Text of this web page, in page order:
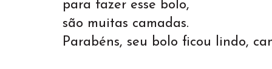
para fazer esse bolo,
são muitas camadas.
Parabéns, seu bolo ficou lindo,